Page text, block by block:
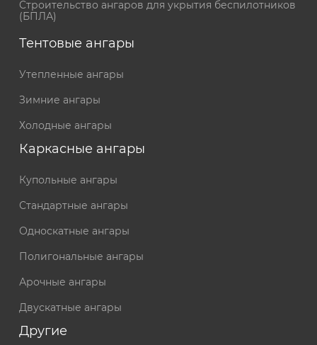
Cтроительство ангаров для укрытия беспилотников
(БПЛА)
Тентовые ангары
Утепленные ангары
Зимние ангары
Холодные ангары
Каркасные ангары
Купольные ангары
Стандартные ангары
Односкатные ангары
Полигональные ангары
Арочные ангары
Двускатные ангары
Другие